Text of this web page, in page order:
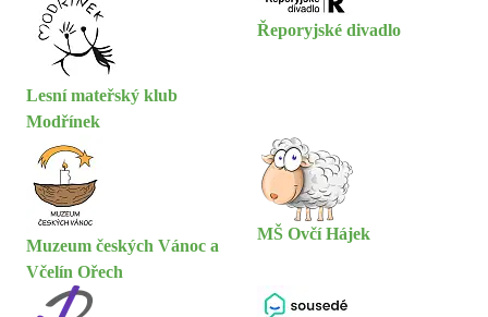
Lesní mateřský klub
Modřínek
Řeporyjské divadlo
Muzeum českých Vánoc a
Včelín Ořech
MŠ Ovčí Hájek